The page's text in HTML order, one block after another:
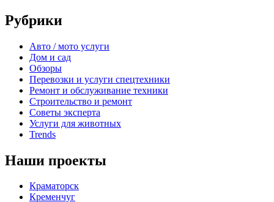
Рубрики
Авто / мото услуги
Дом и сад
Обзоры
Перевозки и услуги спецтехники
Ремонт и обслуживание техники
Строительство и ремонт
Советы эксперта
Услуги для животных
Trends
Наши проекты
Краматорск
Кременчуг